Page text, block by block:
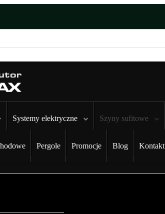
Systemy elektryczne Szyny sufitowe
Pergole Promocje Blog Kontakt